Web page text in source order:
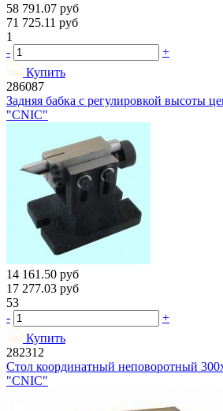
58 791.07 руб
71 725.11 руб
1
-
+
Купить
286087
Задняя бабка с регулировкой высоты
"CNIC"
14 161.50 руб
17 277.03 руб
53
-
+
Купить
282312
Стол координатный неповоротный
"CNIC"